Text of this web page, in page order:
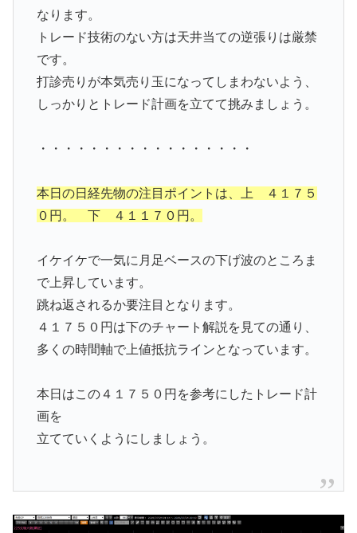
なります。
トレード技術のない方は天井当ての逆張りは厳禁
です。
打診売りが本気売り玉になってしまわないよう、
しっかりとトレード計画を立てて挑みましょう。
・・・・・・・・・・・・・・・・・
本日の日経先物の注目ポイントは、上 ４１７５
０円。 下 ４１１７０円。
イケイケで一気に月足ベースの下げ波のところま
で上昇しています。
跳ね返されるか要注目となります。
４１７５０円は下のチャート解説を見ての通り、
多くの時間軸で上値抵抗ラインとなっています。
本日はこの４１７５０円を参考にしたトレード計
画を
立てていくようにしましょう。